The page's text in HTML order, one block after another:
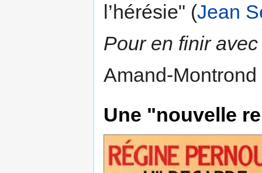
l’hérésie" (Jean
Pour en finir
Amand-
Une "nouvelle